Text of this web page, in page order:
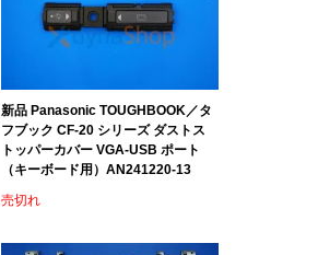
新品 Panasonic TOUGHBOOK／タ
フブック CF-20 シリーズ ダストス
トッパーカバー VGA-USB ポート
（キーボード用）AN241220-13
売切れ